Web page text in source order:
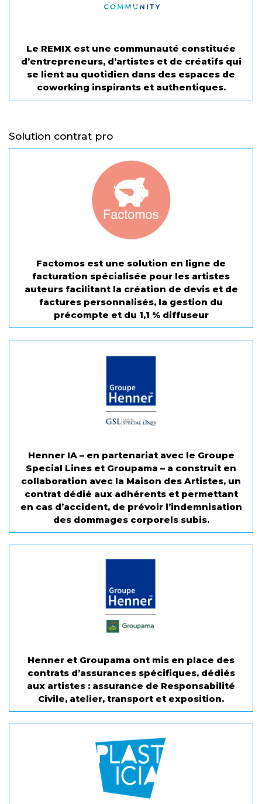
Le REMIX est une communauté constituée
d’entrepreneurs, d’artistes et de créatifs qui
se lient au quotidien dans des espaces de
coworking inspirants et authentiques.
Solution contrat pro
Factomos est une solution en ligne de
facturation spécialisée pour les artistes
auteurs facilitant la création de devis et de
factures personnalisés, la gestion du
précompte et du 1,1 % diffuseur
Henner IA – en partenariat avec le Groupe
Special Lines et Groupama – a construit en
collaboration avec la Maison des Artistes, un
contrat dédié aux adhérents et permettant
en cas d’accident, de prévoir l’indemnisation
des dommages corporels subis.
Henner et Groupama ont mis en place des
contrats d’assurances spécifiques, dédiés
aux artistes : assurance de Responsabilité
Civile, atelier, transport et exposition.